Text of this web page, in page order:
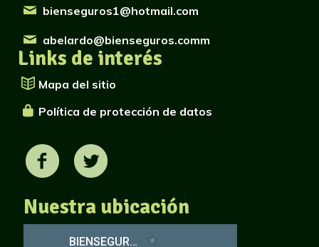
bienseguros1@hotmail.com
abelardo@bienseguros.comm
Links de interés
Mapa del sitio
Política de protección de datos
Nuestra ubicación